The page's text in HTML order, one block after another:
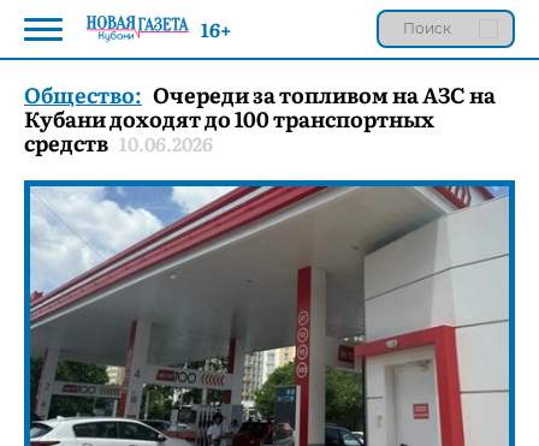
Общество: Очереди за топливом на АЗС на
Кубани доходят до 100 транспортных
средств 10.06.2026
16+